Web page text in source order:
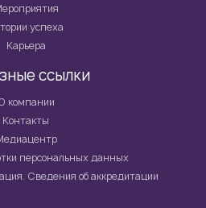
успеха
Карьера
ссылки
компании
Контакты
персональных данных
Сведения об аккредитации